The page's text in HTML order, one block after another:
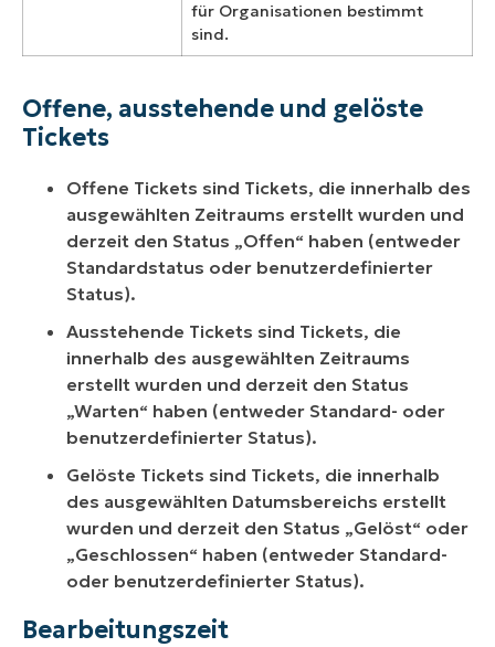
für Organisationen bestimmt
sind.
Offene, ausstehende und gelöste
Tickets
Offene Tickets sind Tickets, die innerhalb des
ausgewählten Zeitraums erstellt wurden und
derzeit den Status „Offen“ haben (entweder
Standardstatus oder benutzerdefinierter
Status).
Ausstehende Tickets sind Tickets, die
innerhalb des ausgewählten Zeitraums
erstellt wurden und derzeit den Status
„Warten“ haben (entweder Standard- oder
benutzerdefinierter Status).
Gelöste Tickets sind Tickets, die innerhalb
des ausgewählten Datumsbereichs erstellt
wurden und derzeit den Status „Gelöst“ oder
„Geschlossen“ haben (entweder Standard-
oder benutzerdefinierter Status).
Bearbeitungszeit